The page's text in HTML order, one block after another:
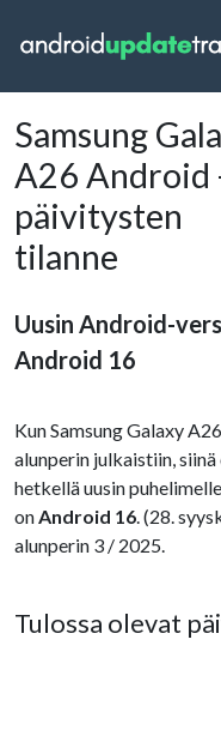
Samsung
A26 Android
päivitysten
tilanne
Uusin Android-
Android 16
Kun Samsung Galaxy A26
alunperin julkaistiin,
hetkellä uusin
onAndroid 16. (28.
alunperin 3 / 2025.
Tulossa olevat